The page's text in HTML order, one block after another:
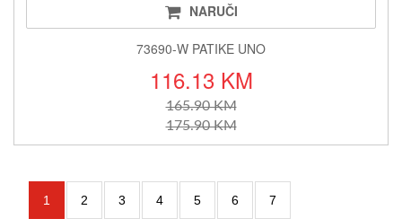
NARUČI
73690-W PATIKE UNO
116.13 KM
165.90 KM
175.90 KM
1 2 3 4 5 6 7